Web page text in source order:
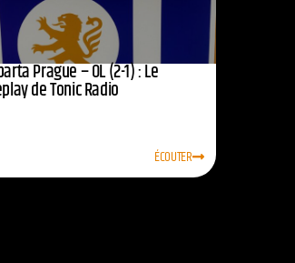
Prague – OL (2-1) : Le
de Tonic Radio
ÉCOUTER